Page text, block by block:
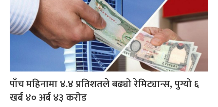
पाँच महिनामा ४.४ प्रतिशतले बढ्यो रेमिट्यान्स, पुग्यो ६
खर्ब ४० अर्ब ४३ करोड